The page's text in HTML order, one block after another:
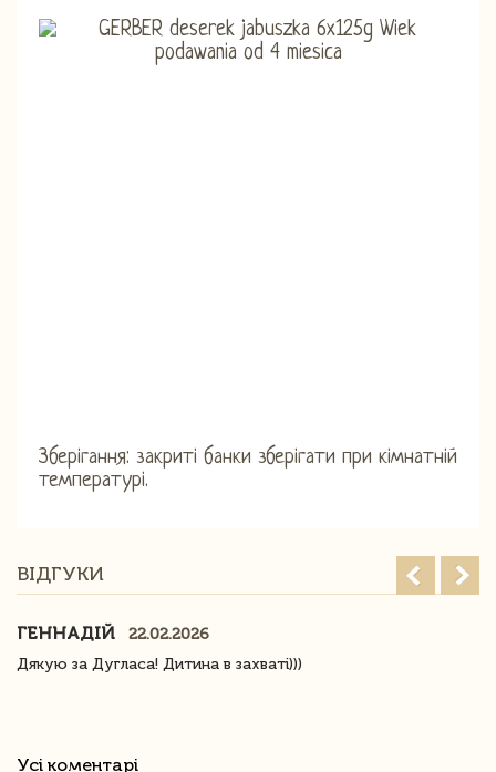
Зберігання: закриті банки зберігати при кімнатній
температурі.
ВІДГУКИ
ГЕННАДІЙ
22.02.2026
Дякую за Дугласа! Дитина в захваті)))
Усі коментарі